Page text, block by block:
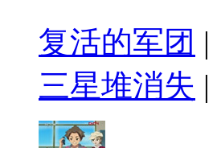
复活的军团 |
三星堆消失 |